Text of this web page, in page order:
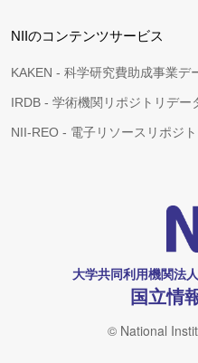
NIIのコンテンツサービス
KAKEN - 科学研究費助成事業デ
IRDB - 学術機関リポジトリデー
NII-REO - 電子リソースリポジト
大学共同利用機関法
国立情
© National